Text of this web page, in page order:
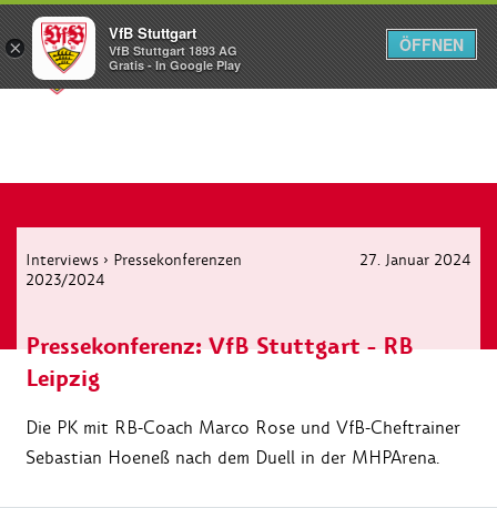
Menü
Interviews › Pressekonferenzen
2023/2024
27. Januar 2024
Pressekonferenz: VfB Stuttgart - RB
Leipzig
Die PK mit RB-Coach Marco Rose und VfB-Cheftrainer
Sebastian Hoeneß nach dem Duell in der MHPArena.
×
VfB Stuttgart
VfB Stuttgart 1893 AG
Gratis - In Google Play
ÖFFNEN